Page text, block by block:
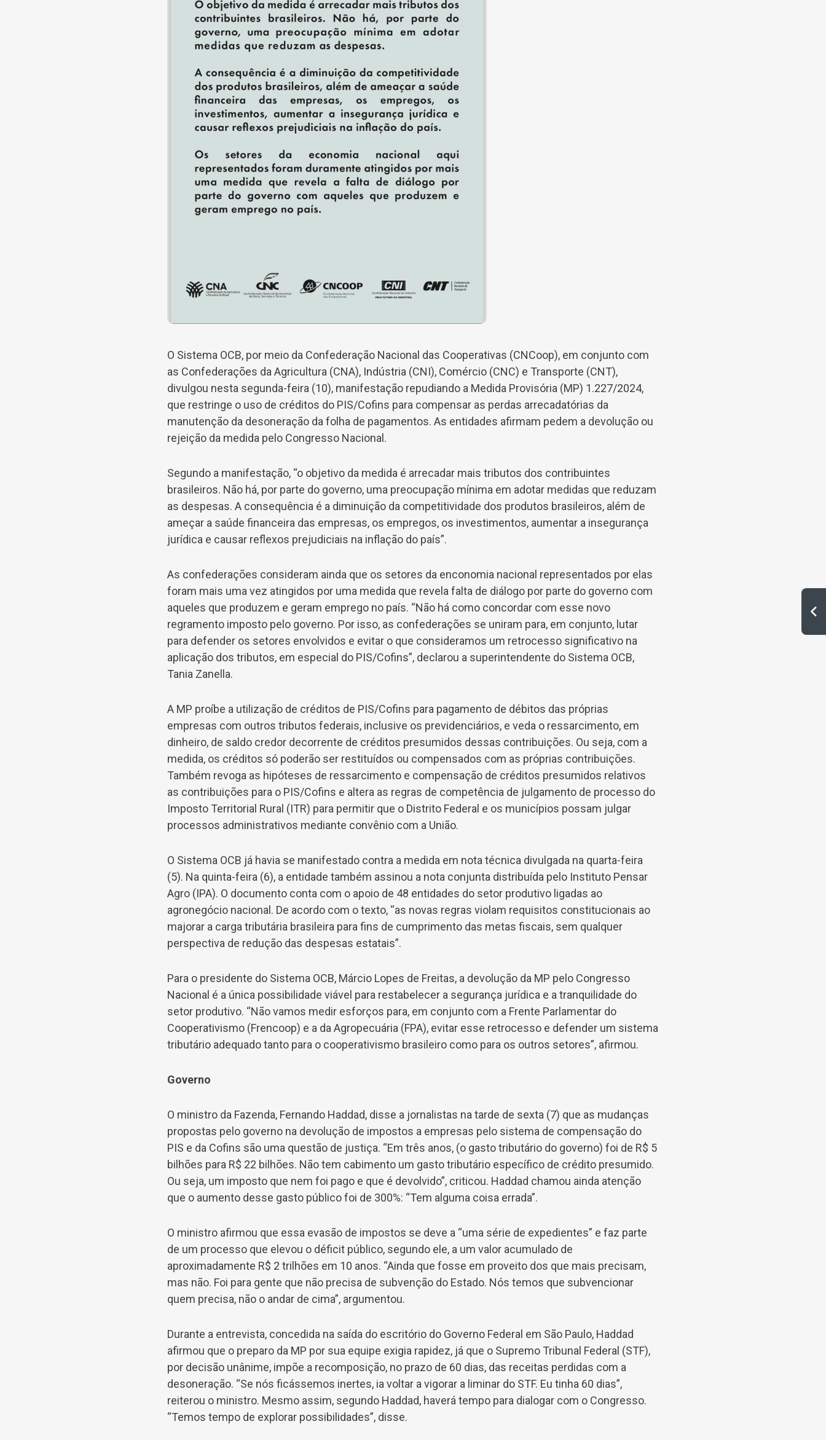
O Sistema OCB, por meio da Confederação Nacional das Cooperativas (CNCoop), em conjunto com
as Confederações da Agricultura (CNA), Indústria (CNI), Comércio (CNC) e Transporte (CNT),
divulgou nesta segunda-feira (10), manifestação repudiando a Medida Provisória (MP) 1.227/2024,
que restringe o uso de créditos do PIS/Cofins para compensar as perdas arrecadatórias da
manutenção da desoneração da folha de pagamentos. As entidades afirmam pedem a devolução ou
rejeição da medida pelo Congresso Nacional.
Segundo a manifestação, “o objetivo da medida é arrecadar mais tributos dos contribuintes
brasileiros. Não há, por parte do governo, uma preocupação mínima em adotar medidas que reduzam
as despesas. A consequência é a diminuição da competitividade dos produtos brasileiros, além de
ameçar a saúde financeira das empresas, os empregos, os investimentos, aumentar a insegurança
jurídica e causar reflexos prejudiciais na inflação do país”.
As confederações consideram ainda que os setores da enconomia nacional representados por elas
foram mais uma vez atingidos por uma medida que revela falta de diálogo por parte do governo com
aqueles que produzem e geram emprego no país. “Não há como concordar com esse novo
regramento imposto pelo governo. Por isso, as confederações se uniram para, em conjunto, lutar
para defender os setores envolvidos e evitar o que consideramos um retrocesso significativo na
aplicação dos tributos, em especial do PIS/Cofins”, declarou a superintendente do Sistema OCB,
Tania Zanella.
A MP proíbe a utilização de créditos de PIS/Cofins para pagamento de débitos das próprias
empresas com outros tributos federais, inclusive os previdenciários, e veda o ressarcimento, em
dinheiro, de saldo credor decorrente de créditos presumidos dessas contribuições. Ou seja, com a
medida, os créditos só poderão ser restituídos ou compensados com as próprias contribuições.
Também revoga as hipóteses de ressarcimento e compensação de créditos presumidos relativos
as contribuições para o PIS/Cofins e altera as regras de competência de julgamento de processo do
Imposto Territorial Rural (ITR) para permitir que o Distrito Federal e os municípios possam julgar
processos administrativos mediante convênio com a União.
O Sistema OCB já havia se manifestado contra a medida em nota técnica divulgada na quarta-feira
(5). Na quinta-feira (6), a entidade também assinou a nota conjunta distribuída pelo Instituto Pensar
Agro (IPA). O documento conta com o apoio de 48 entidades do setor produtivo ligadas ao
agronegócio nacional. De acordo com o texto, “as novas regras violam requisitos constitucionais ao
majorar a carga tributária brasileira para fins de cumprimento das metas fiscais, sem qualquer
perspectiva de redução das despesas estatais”.
Para o presidente do Sistema OCB, Márcio Lopes de Freitas, a devolução da MP pelo Congresso
Nacional é a única possibilidade viável para restabelecer a segurança jurídica e a tranquilidade do
setor produtivo. “Não vamos medir esforços para, em conjunto com a Frente Parlamentar do
Cooperativismo (Frencoop) e a da Agropecuária (FPA), evitar esse retrocesso e defender um sistema
tributário adequado tanto para o cooperativismo brasileiro como para os outros setores”, afirmou.
Governo
O ministro da Fazenda, Fernando Haddad, disse a jornalistas na tarde de sexta (7) que as mudanças
propostas pelo governo na devolução de impostos a empresas pelo sistema de compensação do
PIS e da Cofins são uma questão de justiça. “Em três anos, (o gasto tributário do governo) foi de R$ 5
bilhões para R$ 22 bilhões. Não tem cabimento um gasto tributário específico de crédito presumido.
Ou seja, um imposto que nem foi pago e que é devolvido”, criticou. Haddad chamou ainda atenção
que o aumento desse gasto público foi de 300%: “Tem alguma coisa errada”.
O ministro afirmou que essa evasão de impostos se deve a “uma série de expedientes” e faz parte
de um processo que elevou o déficit público, segundo ele, a um valor acumulado de
aproximadamente R$ 2 trilhões em 10 anos. “Ainda que fosse em proveito dos que mais precisam,
mas não. Foi para gente que não precisa de subvenção do Estado. Nós temos que subvencionar
quem precisa, não o andar de cima”, argumentou.
Durante a entrevista, concedida na saída do escritório do Governo Federal em São Paulo, Haddad
afirmou que o preparo da MP por sua equipe exigia rapidez, já que o Supremo Tribunal Federal (STF),
por decisão unânime, impõe a recomposição, no prazo de 60 dias, das receitas perdidas com a
desoneração. “Se nós ficássemos inertes, ia voltar a vigorar a liminar do STF. Eu tinha 60 dias”,
reiterou o ministro. Mesmo assim, segundo Haddad, haverá tempo para dialogar com o Congresso.
“Temos tempo de explorar possibilidades”, disse.